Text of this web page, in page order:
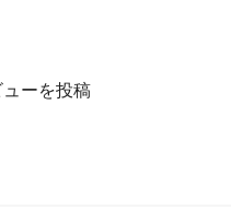
ーを投稿